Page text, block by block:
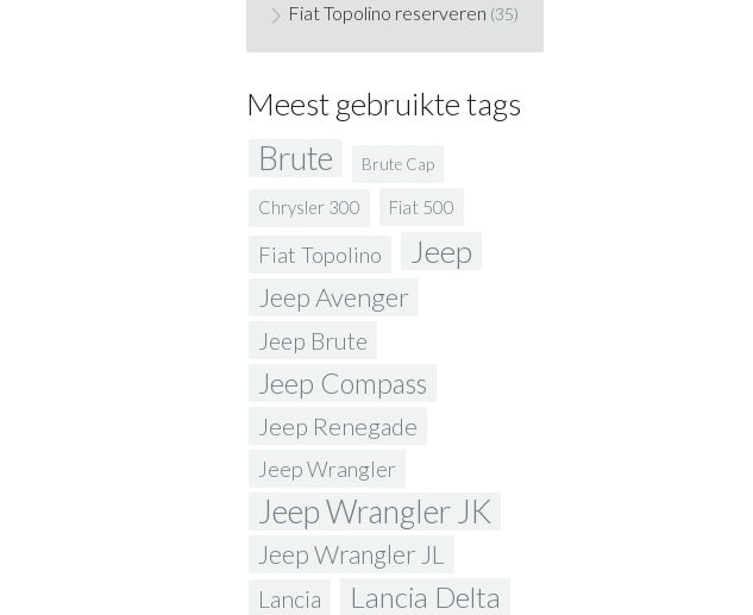
Fiat Topolino reserveren (35)
Meest gebruikte tags
Brute Brute Cap
Chrysler 300 Fiat 500
Fiat Topolino Jeep
Jeep Avenger
Jeep Brute
Jeep Compass
Jeep Renegade
Jeep Wrangler
Jeep Wrangler JK
Jeep Wrangler JL
Lancia Lancia Delta